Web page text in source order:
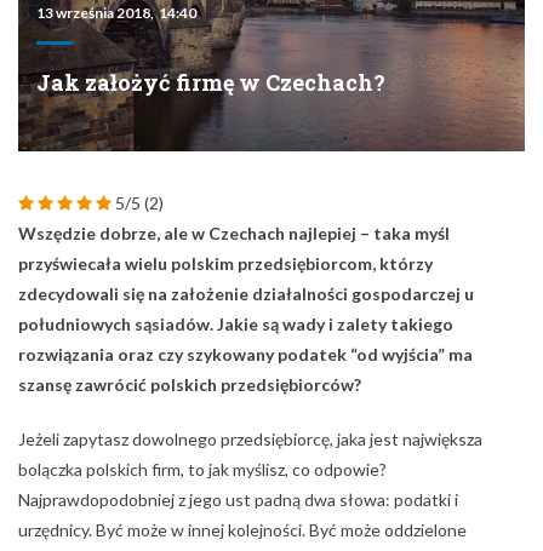
13 września 2018, 14:40
Jak założyć firmę w Czechach?
5/5 (2)
Wszędzie dobrze, ale w Czechach najlepiej – taka myśl
przyświecała wielu polskim przedsiębiorcom, którzy
zdecydowali się na założenie działalności gospodarczej u
południowych sąsiadów. Jakie są wady i zalety takiego
rozwiązania oraz czy szykowany podatek “od wyjścia” ma
szansę zawrócić polskich przedsiębiorców?
Jeżeli zapytasz dowolnego przedsiębiorcę, jaka jest największa
bolączka polskich firm, to jak myślisz, co odpowie?
Najprawdopodobniej z jego ust padną dwa słowa: podatki i
urzędnicy. Być może w innej kolejności. Być może oddzielone